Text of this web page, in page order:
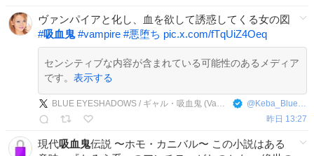
ヴァンパイアと化し、血を欲して誘惑してくる女の図
#吸血鬼 #vampire #悪堕ち pic.x.com/fTqUiZ4Oeq
センシティブな内容が含まれている可能性のあるメディア
です。 表示する
BLUE EYESHADOWS / ギャル・吸血鬼 (Vampire)・悪堕ち @ Keba_Blue_Colla
昨日 13:27
現代吸血鬼伝説 〜ホモ・カニバル〜 この小説はある